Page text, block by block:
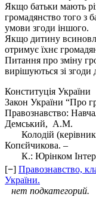
Якщо батьки мають
громадянство того з
умови згоди іншого.
Якщо дитину
отримує їхнє
Питання про зміну
вирішуються зі згоди
Конституція України
Закон України “Про
Правознавство:
Демський, А.М.
Колодій (керівник
Копєйчикова. –
К.: Юрінком
[−] Правознавство,
України.
нет подкатегорий.